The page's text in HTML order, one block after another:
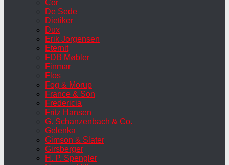
Cor
De Sede
Dietiker
Dux
Erik Jorgensen
Eternit
FDB Møbler
Finmar
Flos
Fog & Morup
France & Son
Fredericia
Fritz Hansen
G. Schanzenbach & Co.
Gelenka
Gimson & Slater
Girsberger
H. P. Spengler